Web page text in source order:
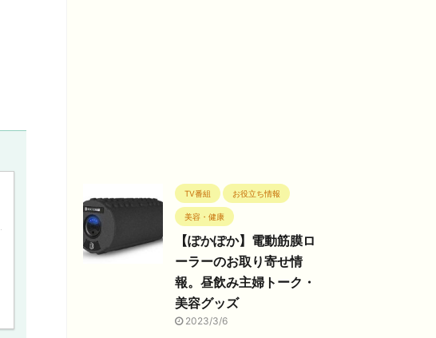
TV番組 お役立ち情報
美容・健康
【ぽかぽか】電動筋膜ロ
ーラーのお取り寄せ情
報。昼飲み主婦トーク・
美容グッズ
2023/3/6